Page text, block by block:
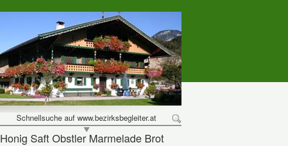
Schnellsuche auf www.bezirksbegleiter.at
Saft Obstler Marmelade Brot